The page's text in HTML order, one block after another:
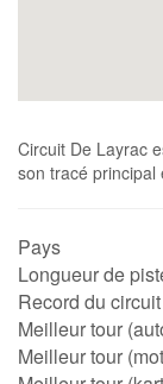
Circuit De Layrac
son tracé principal
Pays
Longueur de
Record du circuit
Meilleur tour
Meilleur tour